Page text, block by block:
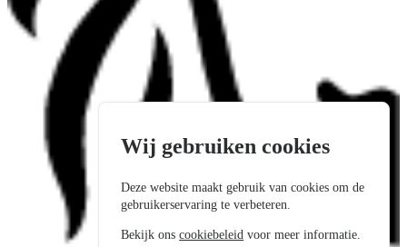
Wij gebruiken cookies
Deze website maakt gebruik van cookies om de
gebruikerservaring te verbeteren.
Bekijk onscookiebeleid voor meer informatie.